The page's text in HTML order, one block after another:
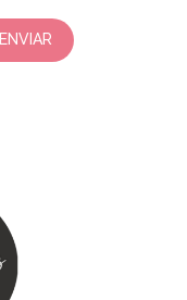
ENVIAR